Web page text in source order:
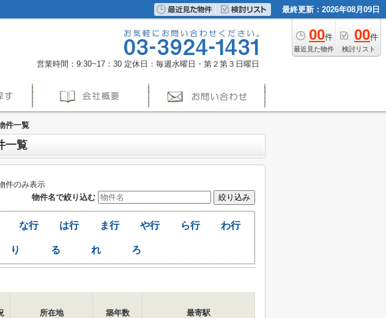
最終更新：2026年08月09日
00件
最近見た物件
00件
検討リスト
営業時間：9:30~17：30 定休日：毎週水曜日・第２第３日曜日
件一覧
一覧
件のみ表示
物件名で絞り込む
な行 は行 ま行 や行 ら行 わ行
り る れ ろ
所在地 築年数 最寄駅